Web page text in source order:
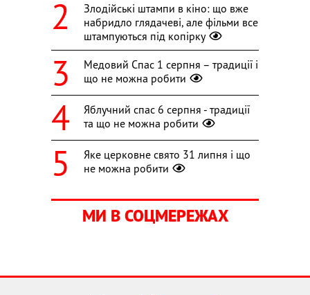
Злодійські штампи в кіно: що вже
набридло глядачеві, але фільми все
штампуються під копірку
Медовий Спас 1 серпня – традиції і
що не можна робити
Яблучний спас 6 серпня - традиції
та що не можна робити
Яке церковне свято 31 липня і що
не можна робити
МИ В СОЦМЕРЕЖАХ